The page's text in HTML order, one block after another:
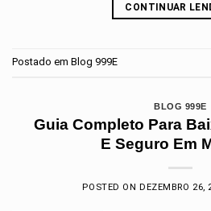
CONTINUAR
Postado em Blog 999E
BLOG 999E
Guia Completo Para
E Seguro Em
POSTED ON DEZEMBRO 26,